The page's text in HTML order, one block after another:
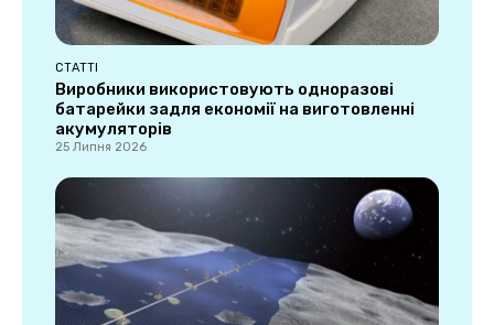
СТАТТІ
Виробники використовують одноразові
батарейки задля економії на виготовленні
акумуляторів
25 Липня 2026